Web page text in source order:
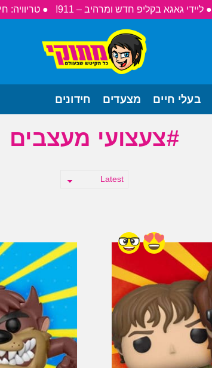
● ליידי גאגא בקליפ חדש ומרהיב – 911! ● טריוויה:
בעלי חיים מצעדים חידונים
צעצועי מעצבים